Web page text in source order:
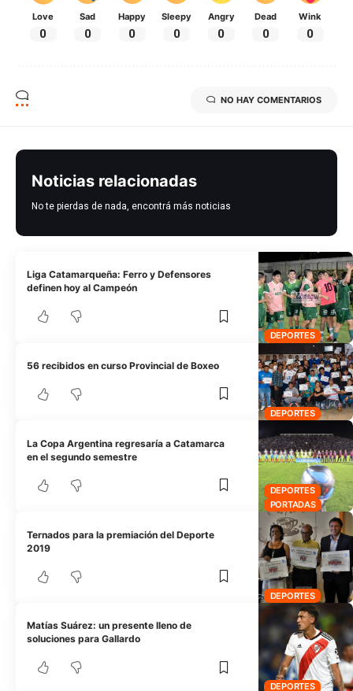
Love
0
Sad
0
Happy
0
Sleepy
0
Angry
0
Dead
0
Wink
0
NO HAY COMENTARIOS
Noticias relacionadas
No te pierdas de nada, encontrá más noticias
DEPORTES
Liga Catamarqueña: Ferro y Defensores
definen hoy al Campeón
DEPORTES
56 recibidos en curso Provincial de Boxeo
DEPORTES
PORTADAS
La Copa Argentina regresaría a Catamarca
en el segundo semestre
DEPORTES
Ternados para la premiación del Deporte
2019
DEPORTES
Matías Suárez: un presente lleno de
soluciones para Gallardo